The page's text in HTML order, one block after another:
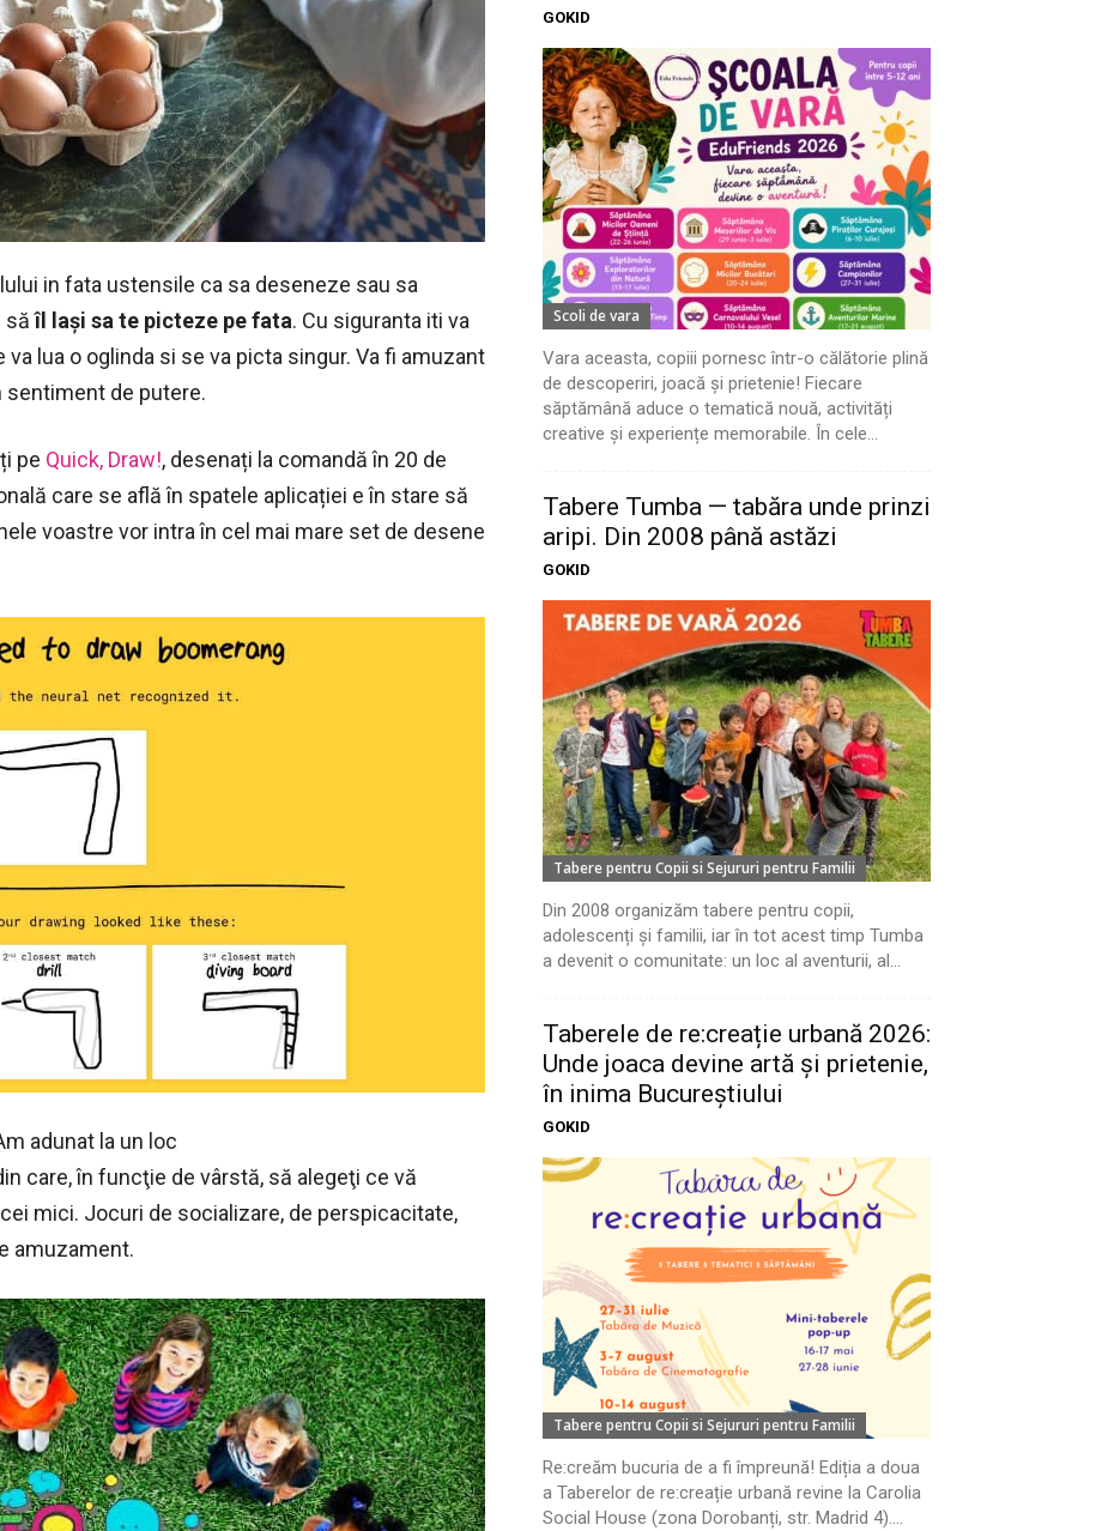
in fata ustensile ca sa deseneze sau sa
săîl lași sa te picteze pe fata. Cu siguranta iti va
lua o oglinda si se va picta singur. Va fi amuzant
sentiment de putere.
pe Quick, Draw!, desenați la comandă în 20 de
care se află în spatele aplicației e în stare să
voastre vor intra în cel mai mare set de desene
adunat la un loc
care, în funcţie de vârstă, să alegeţi ce vă
mici. Jocuri de socializare, de perspicacitate,
amuzament.
GOKID
Scoli de vara
Vara aceasta, copiii pornesc într-o călătorie plină
de descoperiri, joacă și prietenie! Fiecare
săptămână aduce o tematică nouă, activități
creative și experiențe memorabile. În cele...
Tabere Tumba — tabăra unde prinzi
aripi. Din 2008 până astăzi
GOKID
Tabere pentru Copii si Sejururi pentru Familii
Din 2008 organizăm tabere pentru copii,
adolescenți și familii, iar în tot acest timp Tumba
a devenit o comunitate: un loc al aventurii, al...
Taberele de re:creație urbană 2026:
Unde joaca devine artă și prietenie,
în inima Bucureștiului
GOKID
Tabere pentru Copii si Sejururi pentru Familii
Re:creăm bucuria de a fi împreună! Ediția a doua
a Taberelor de re:creație urbană revine la Carolia
Social House (zona Dorobanți, str. Madrid 4)....